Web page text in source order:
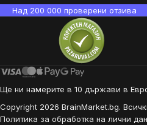
Над 200 000 проверени отзива
Ще ни намерите в 10 държави в
Copyright 2026 BrainMarket.bg.
Политика за обработка на лични